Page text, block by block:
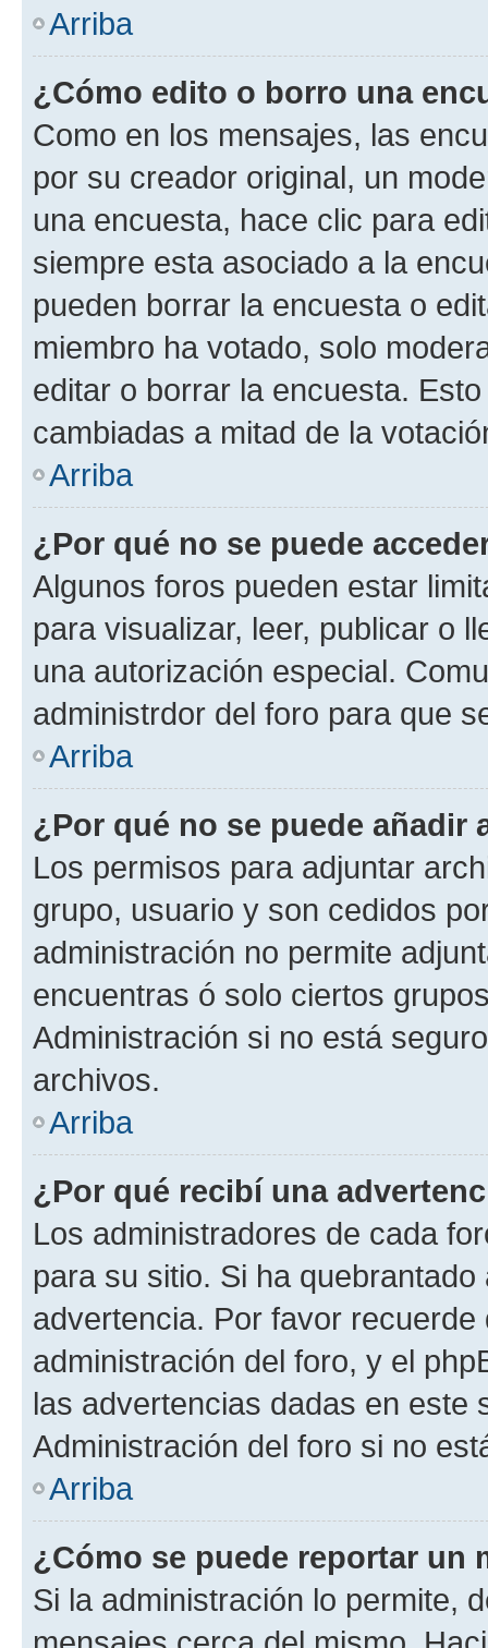
Arriba
¿Cómo edito o borro una
Como en los mensajes, las
por su creador original, un
una encuesta, hace clic para
siempre esta asociado a la
pueden borrar la encuesta o
miembro ha votado, solo
editar o borrar la encuesta.
cambiadas a mitad de la
Arriba
¿Por qué no se puede
Algunos foros pueden estar
para visualizar, leer, publicar o
una autorización especial.
administrdor del foro para que
Arriba
¿Por qué no se puede añadir
Los permisos para adjuntar
grupo, usuario y son cedidos
administración no permite
encuentras ó solo ciertos
Administración si no está
archivos.
Arriba
¿Por qué recibí una
Los administradores de cada
para su sitio. Si ha
advertencia. Por favor
administración del foro, y el
las advertencias dadas en este
Administración del foro si no
Arriba
¿Cómo se puede reportar un
Si la administración lo permite,